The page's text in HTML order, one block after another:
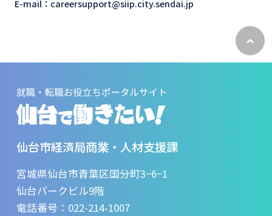
E-mail：careersupport@siip.city.sendai.jp
ペ
ー
ジ
仙台市経済局商業・人材支援課
宮城県仙台市青葉区国分町3−6−1
仙台パークビル9階
電話番号： 022-214-1007